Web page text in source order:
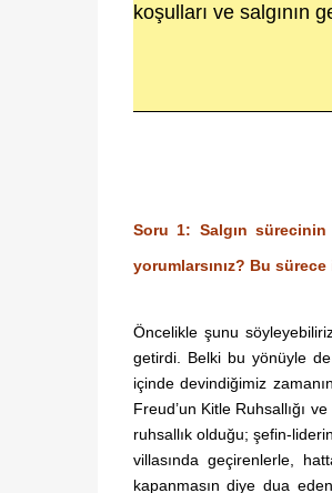
koşulları ve salgının
Soru 1: Salgın
yorumlarsınız? Bu
Öncelikle şunu
getirdi. Belki bu yönüyle
içinde devindiğimiz
Freud’un Kitle Ruhsallığı
ruhsallık olduğu; şefin-
villasında geçirenlerle,
kapanmasın diye dua